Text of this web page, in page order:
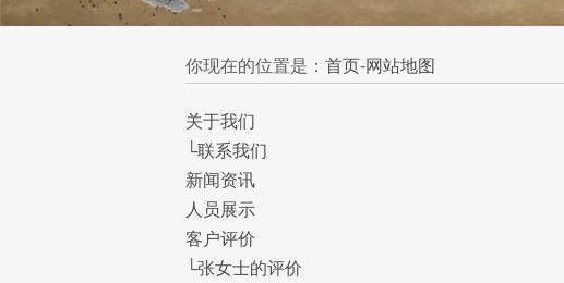
你现在的位置是： 首页-网站地图
关于我们
└联系我们
新闻资讯
人员展示
客户评价
└张女士的评价